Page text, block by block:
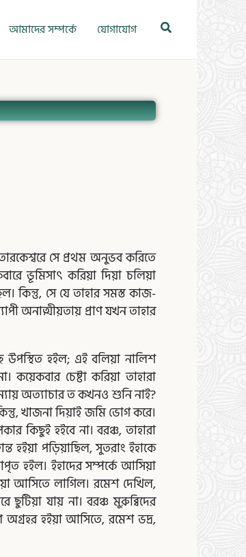
আমাদের সম্পর্কে যোগাযোগ Search
সে প্রথম অনুভব করিতে
ভূমিসাৎ করিয়া দিয়া চলিয়া
কিন্তু, সে যে তাহার সমস্ত কাজ-
অনাত্মীয়তায় প্রাণ যখন তাহার
উপস্থিত হইল; এই বলিয়া নালিশ
কয়েকবার চেষ্টা করিয়া তাহারা
অত্যাচার ত কখনও শুনি নাই?
খাজনা দিয়াই জমি ভোগ করে।
কিছুই হইবে না। বরঞ্চ, তাহারা
হইয়া পড়িয়াছিল, সুতরাং ইহাকে
হইল। ইহাদের সম্পর্কে আসিয়া
আসিতে লাগিল। রমেশ দেখিল,
ছুটিয়া যায় না। বরঞ্চ মুরুব্বিদের
অগ্রহর হইয়া আসিতে, রমেশ ভদ্র,